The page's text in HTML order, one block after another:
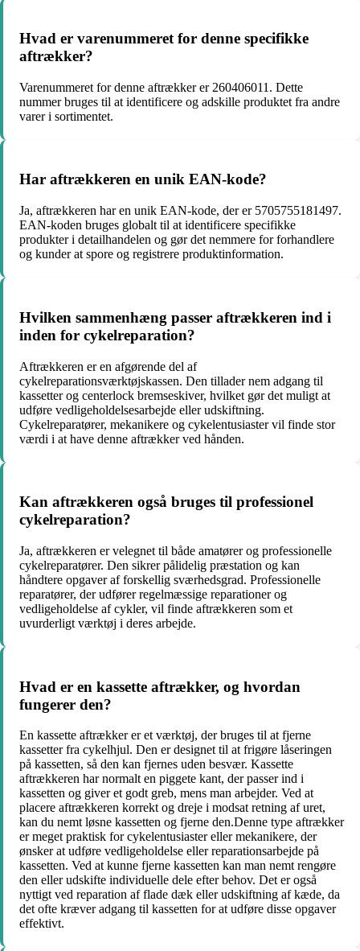
Hvad er varenummeret for denne specifikke
aftrækker?
Varenummeret for denne aftrækker er 260406011. Dette
nummer bruges til at identificere og adskille produktet fra andre
varer i sortimentet.
Har aftrækkeren en unik EAN-kode?
Ja, aftrækkeren har en unik EAN-kode, der er 5705755181497.
EAN-koden bruges globalt til at identificere specifikke
produkter i detailhandelen og gør det nemmere for forhandlere
og kunder at spore og registrere produktinformation.
Hvilken sammenhæng passer aftrækkeren ind i
inden for cykelreparation?
Aftrækkeren er en afgørende del af
cykelreparationsværktøjskassen. Den tillader nem adgang til
kassetter og centerlock bremseskiver, hvilket gør det muligt at
udføre vedligeholdelsesarbejde eller udskiftning.
Cykelreparatører, mekanikere og cykelentusiaster vil finde stor
værdi i at have denne aftrækker ved hånden.
Kan aftrækkeren også bruges til professionel
cykelreparation?
Ja, aftrækkeren er velegnet til både amatører og professionelle
cykelreparatører. Den sikrer pålidelig præstation og kan
håndtere opgaver af forskellig sværhedsgrad. Professionelle
reparatører, der udfører regelmæssige reparationer og
vedligeholdelse af cykler, vil finde aftrækkeren som et
uvurderligt værktøj i deres arbejde.
Hvad er en kassette aftrækker, og hvordan
fungerer den?
En kassette aftrækker er et værktøj, der bruges til at fjerne
kassetter fra cykelhjul. Den er designet til at frigøre låseringen
på kassetten, så den kan fjernes uden besvær. Kassette
aftrækkeren har normalt en piggete kant, der passer ind i
kassetten og giver et godt greb, mens man arbejder. Ved at
placere aftrækkeren korrekt og dreje i modsat retning af uret,
kan du nemt løsne kassetten og fjerne den.Denne type aftrækker
er meget praktisk for cykelentusiaster eller mekanikere, der
ønsker at udføre vedligeholdelse eller reparationsarbejde på
kassetten. Ved at kunne fjerne kassetten kan man nemt rengøre
den eller udskifte individuelle dele efter behov. Det er også
nyttigt ved reparation af flade dæk eller udskiftning af kæde, da
det ofte kræver adgang til kassetten for at udføre disse opgaver
effektivt.